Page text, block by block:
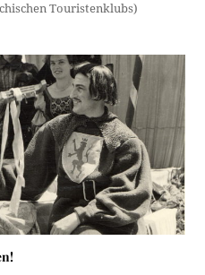
Touristen­klubs)